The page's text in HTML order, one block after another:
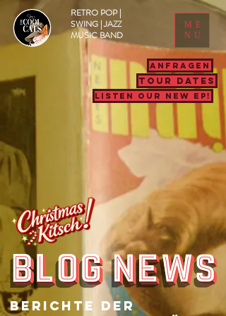
ME
NU
RETRO POP |
SWING | JAZZ
MUSIC BAND
ANFRAGEN
TOUR DATES
LISTEN OUR NEW EP!
Berichte Der